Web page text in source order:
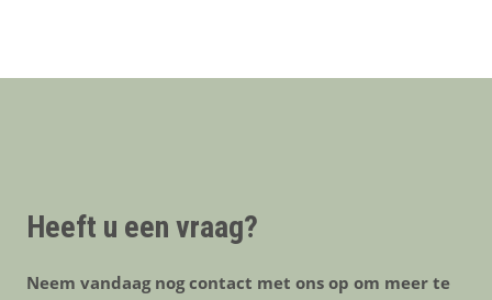
Heeft u een vraag?
Neem vandaag nog contact met ons op om meer te